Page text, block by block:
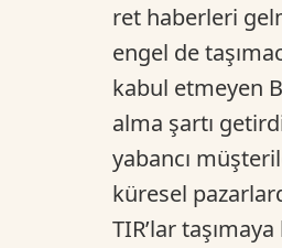
ret haberleri
engel de
kabul etmeyen
alma şartı
yabancı
küresel
TIR’lar taşımaya